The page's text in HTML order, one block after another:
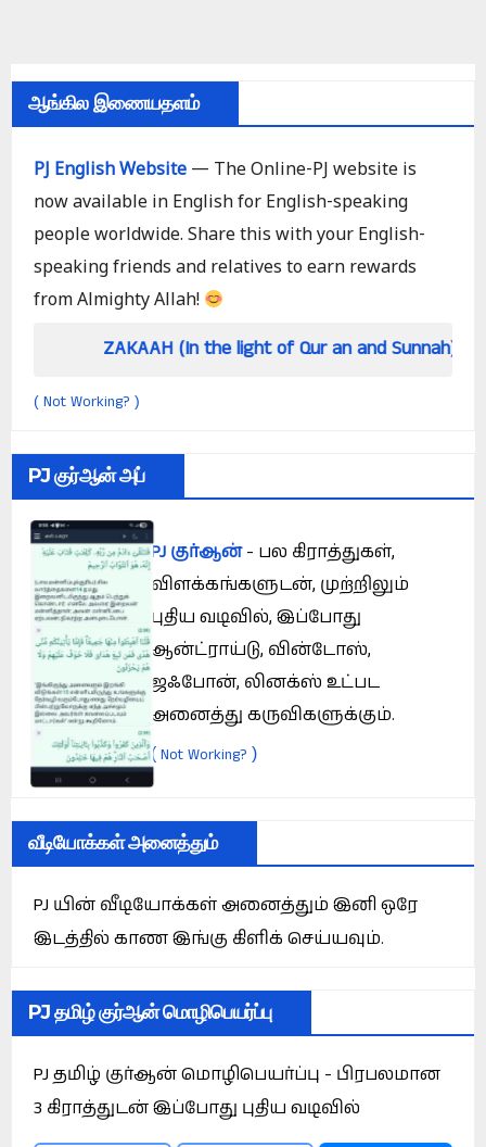
ஆங்கில இணையதளம்
PJ English Website — The Online-PJ website is
now available in English for English-speaking
people worldwide. Share this with your English-
speaking friends and relatives to earn rewards
from Almighty Allah!
(In the light of Qur an and Sunnah)
( Not Working? )
PJ குர்ஆன் அப்
PJ குர்ஆன்- பல கிராத்துகள்,
விளக்கங்களுடன், முற்றிலும்
புதிய வடிவில், இப்போது
ஆன்ட்ராய்டு, வின்டோஸ்,
ஜஃபோன், லினக்ஸ் உட்பட
அனைத்து கருவிகளுக்கும்.
(Not Working? )
வீடியோக்கள் அனைத்தும்
PJ யின் வீடியோக்கள் அனைத்தும் இனி ஒரே
இடத்தில் காண இங்கு கிளிக் செய்யவும்.
PJ தமிழ் குர்ஆன் மொழிபெயர்ப்பு
PJ தமிழ் குர்ஆன் மொழிபெயர்ப்பு - பிரபலமான
3 கிராத்துடன் இப்போது புதிய வடிவில்